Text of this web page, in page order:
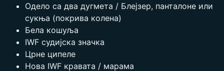
Одело са два дугмета / Блејзер, панталоне или
сукња (покрива колена)
Бела кошуља
IWF судијска значка
Црне ципеле
Нова IWF кравата / марама